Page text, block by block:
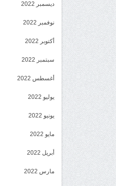
ديسمبر 2022
نوفمبر 2022
أكتوبر 2022
سبتمبر 2022
أغسطس 2022
يوليو 2022
يونيو 2022
مايو 2022
أبريل 2022
مارس 2022